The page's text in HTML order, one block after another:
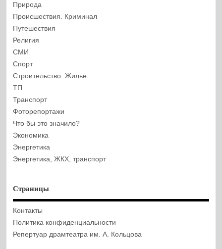
Природа
Происшествия. Криминал
Путешествия
Религия
СМИ
Спорт
Строительство. Жилье
ТП
Транспорт
Фоторепортажи
Что бы это значило?
Экономика
Энергетика
Энергетика, ЖКХ, транспорт
Страницы
Контакты
Политика конфиденциальности
Репертуар драмтеатра им. А. Кольцова